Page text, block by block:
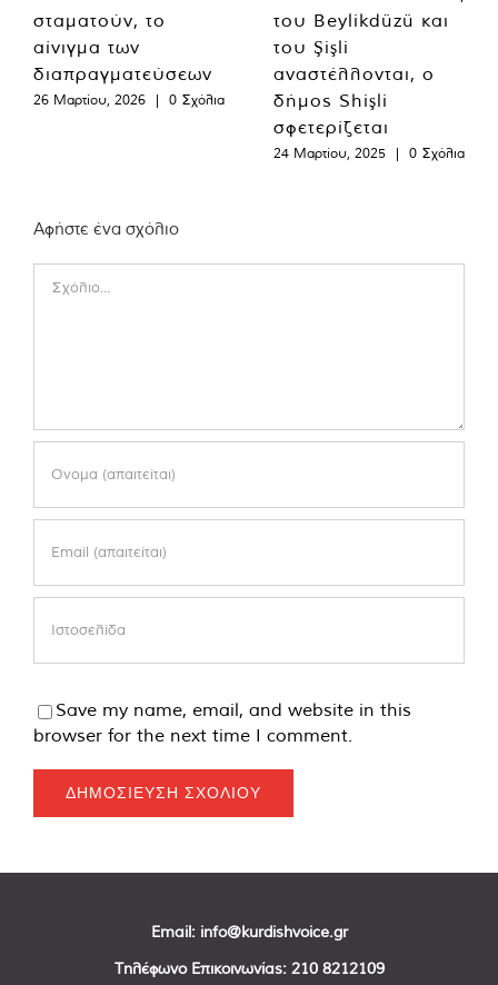
σταματούν, το
αίνιγμα των
διαπραγματεύσεων
26 Μαρτίου, 2026 | 0 Σχόλια
του Beylikdüzü και
του Şişli
αναστέλλονται, ο
δήμος Shişli
σφετερίζεται
24 Μαρτίου, 2025 | 0 Σχόλια
Αφήστε ένα σχόλιο
Save my name, email, and website in this
browser for the next time I comment.
Email: info@kurdishvoice.gr
Τηλέφωνο Επικοινωνίας: 210 8212109